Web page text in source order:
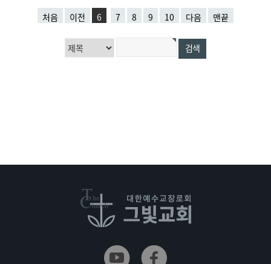
처음 이전 6 7 8 9 10 다음 맨끝